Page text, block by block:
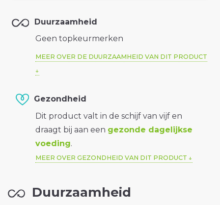
Duurzaamheid
Geen topkeurmerken
MEER OVER DE DUURZAAMHEID VAN DIT PRODUCT
Gezondheid
Dit product valt in de schijf van vijf en
draagt bij aan een gezonde dagelijkse
voeding.
MEER OVER GEZONDHEID VAN DIT PRODUCT
Duurzaamheid